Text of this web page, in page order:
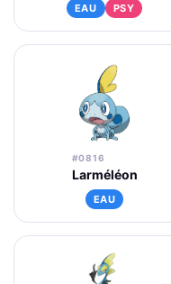
EAU PSY
#0816
Larméléon
EAU